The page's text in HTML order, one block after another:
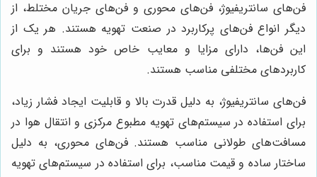
فن‌های سانتریفیوژ، فن‌های محوری و فن‌های جریان مختلط، از
دیگر انواع فن‌های پرکاربرد در صنعت تهویه هستند. هر یک از
این فن‌ها، دارای مزایا و معایب خاص خود هستند و برای
کاربردهای مختلفی مناسب هستند.
فن‌های سانتریفیوژ، به دلیل قدرت بالا و قابلیت ایجاد فشار زیاد،
برای استفاده در سیستم‌های تهویه مطبوع مرکزی و انتقال هوا در
مسافت‌های طولانی مناسب هستند. فن‌های محوری، به دلیل
ساختار ساده و قیمت مناسب، برای استفاده در سیستم‌های تهویه